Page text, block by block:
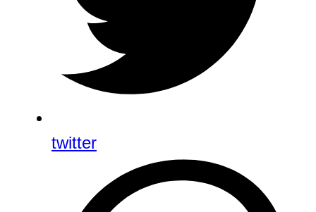
twitter